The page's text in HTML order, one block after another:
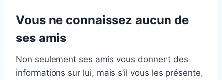
Vous ne connaissez aucun de
ses amis
Non seulement ses amis vous donnent des
informations sur lui, mais s’il vous les présente,